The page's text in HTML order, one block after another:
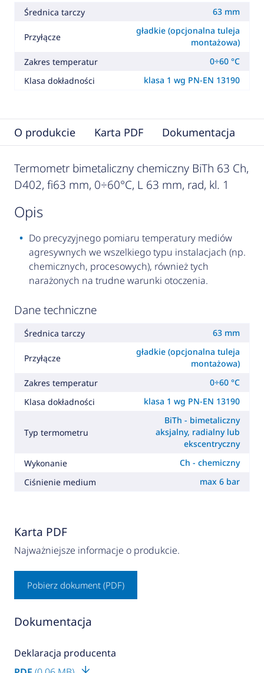
Średnica tarczy 63 mm
Przyłącze
gładkie (opcjonalna tuleja
montażowa)
Zakres temperatur
0÷60 °C
Klasa dokładności
klasa 1 wg PN-EN 13190
O produkcie Karta PDF Dokumentacja
Termometr bimetaliczny chemiczny BiTh 63 Ch,
D402, fi63 mm, 0÷60°C, L 63 mm, rad, kl. 1
opis
Do precyzyjnego pomiaru temperatury mediów
agresywnych we wszelkiego typu instalacjach (np.
chemicznych, procesowych), również tych
narażonych na trudne warunki otoczenia.
Dane techniczne
Średnica tarczy 63 mm
Przyłącze
gładkie (opcjonalna tuleja
montażowa)
Zakres temperatur
0÷60 °C
Klasa dokładności
klasa 1 wg PN-EN 13190
Typ termometru
BiTh - bimetaliczny
aksjalny, radialny lub
ekscentryczny
Wykonanie
Ch - chemiczny
Ciśnienie medium
max 6 bar
Karta PDF
Najważniejsze informacje o produkcie.
Pobierz dokument (PDF)
Dokumentacja
Deklaracja producenta